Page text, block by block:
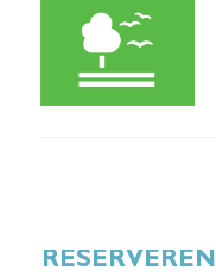
RESERVEREN